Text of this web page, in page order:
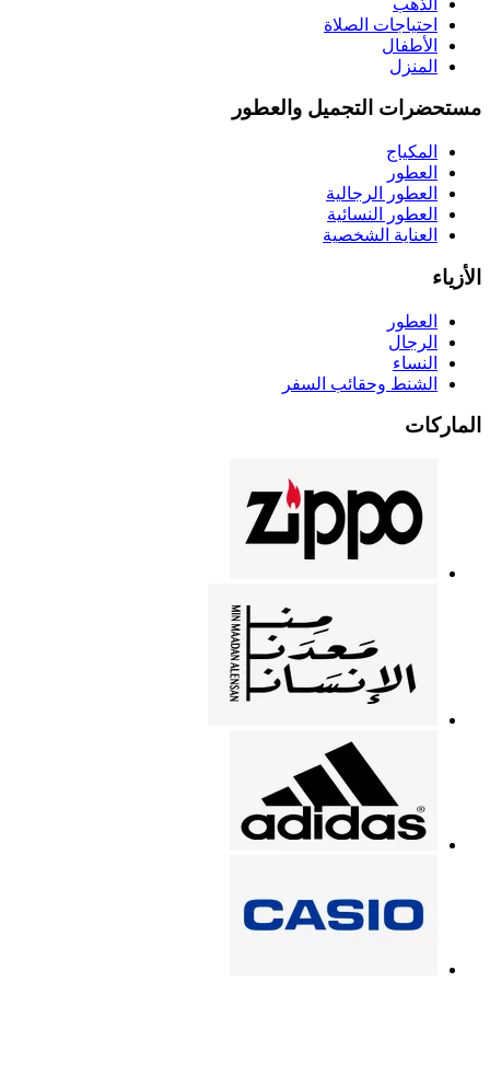
احتياجات الصلاة
الأطفال
المنزل
مستحضرات التجميل والعطور
المكياج
العطور
العطور الرجالية
العطور النسائية
العناية الشخصية
الأزياء
العطور
الرجال
النساء
الشنط وحقائب السفر
الماركات